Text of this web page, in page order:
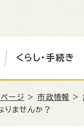
くらし・手続き
ページ >市政情報 >
りませんか？